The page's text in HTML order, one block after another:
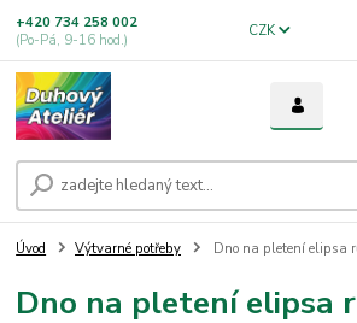
CZK
+420 734 258 002
(Po-Pá, 9-16 hod.)
Úvod Výtvarné potřeby Dno na pletení elipsa
Dno na pletení elipsa